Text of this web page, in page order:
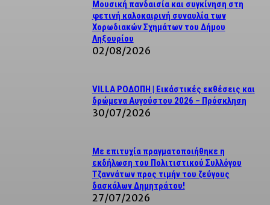
Μουσική πανδαισία και συγκίνηση στη
φετινή καλοκαιρινή συναυλία των
Χορωδιακών Σχημάτων του Δήμου
Ληξουρίου
02/08/2026
VILLA ΡΟΔΟΠΗ | Εικάστικές εκθέσεις και
δρώμενα Αυγούστου 2026 – Πρόσκληση
30/07/2026
Με επιτυχία πραγματοποιήθηκε η
εκδήλωση του Πολιτιστικού Συλλόγου
Τζαννάτων προς τιμήν του ζεύγους
δασκάλων Δημητράτου!
27/07/2026